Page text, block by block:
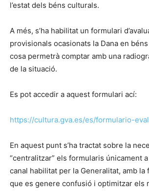
l’estat dels béns culturals.
A més, s’ha habilitat un formulari
provisionals ocasionats la Dana en
cosa permetrà comptar amb una
de la situació.
Es pot accedir a aquest formulari ací:
https://cultura.gva.es/es/formulario-
En aquest punt s’ha tractat sobre la
“centralitzar” els formularis únicament a
canal habilitat per la Generalitat, amb la
que es genere confusió i optimitzar els